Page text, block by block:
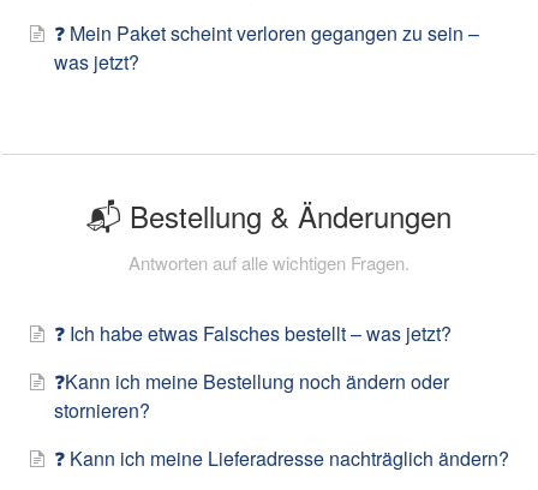
❓ Mein Paket scheint verloren gegangen zu sein –
was jetzt?
📬 Bestellung & Änderungen
Antworten auf alle wichtigen Fragen.
❓ Ich habe etwas Falsches bestellt – was jetzt?
❓Kann ich meine Bestellung noch ändern oder
stornieren?
❓ Kann ich meine Lieferadresse nachträglich ändern?